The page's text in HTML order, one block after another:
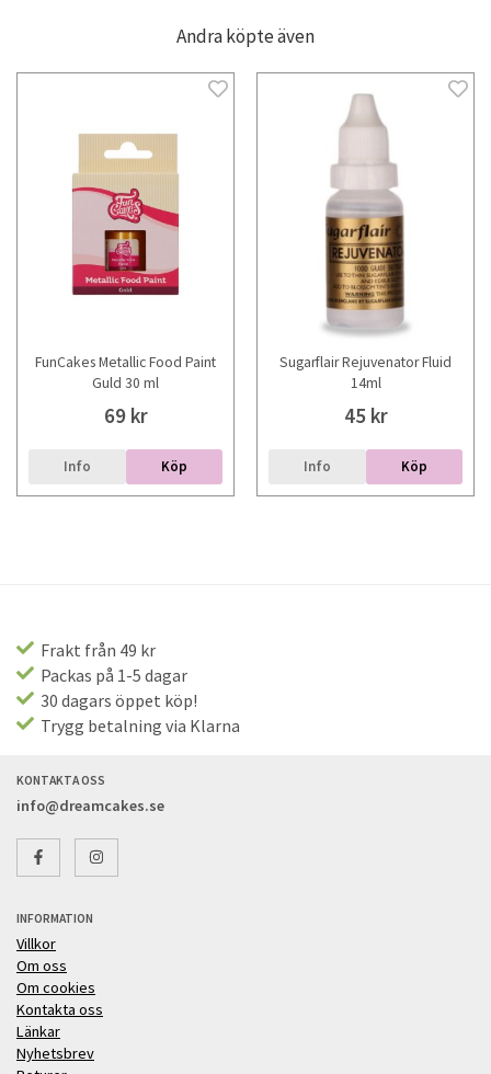
Andra köpte även
FunCakes Metallic Food Paint
Guld 30 ml
69 kr
Info Köp
Sugarflair Rejuvenator Fluid
14ml
45 kr
Info Köp
Frakt från 49 kr
Packas på 1-5 dagar
30 dagars öppet köp!
Trygg betalning via Klarna
KONTAKTA OSS
info@dreamcakes.se
INFORMATION
Villkor
Om oss
Om cookies
Kontakta oss
Länkar
Nyhetsbrev